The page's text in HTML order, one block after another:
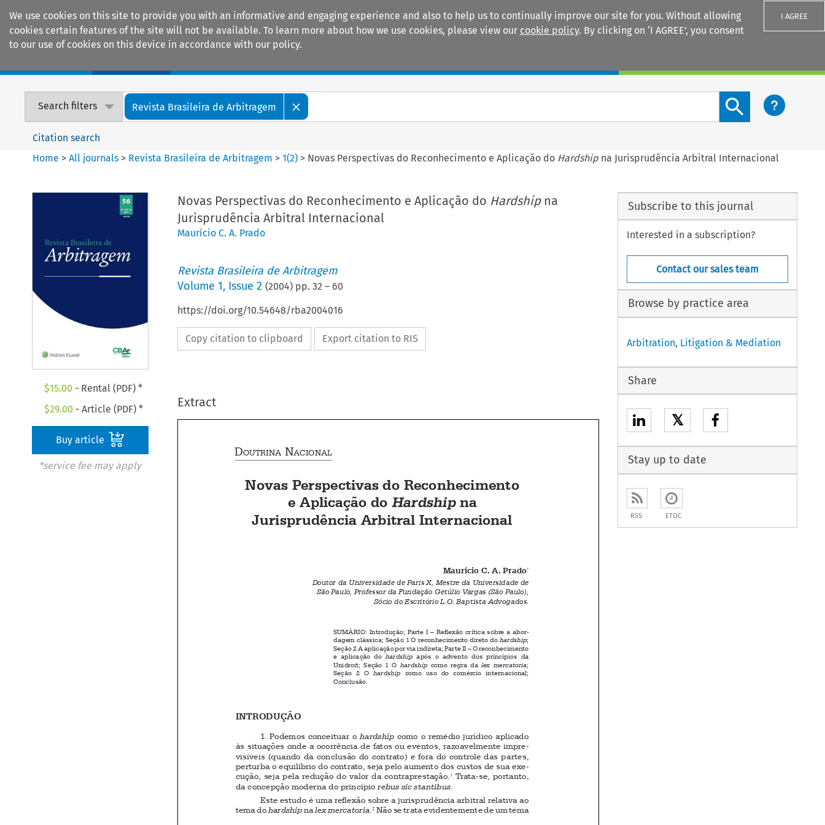
We use cookies on this site to provide you with an informative and engaging experience and also to help us to continually improve our site for you. Without allowing
cookies certain features of the site will not be available. To learn more about how we use cookies, please view our cookie policy. By clicking on ‘I AGREE’, you consent
to our use of cookies on this device in accordance with our policy.
I AGREE
Search filters Revista Brasileira de Arbitragem
Search content button
Citation search
Home >All journals > Revista Brasileira de Arbitragem >1(2) > Novas Perspectivas do Reconhecimento e Aplicação do Hardship na Jurisprudência Arbitral Internacional
$15.00 - Rental (PDF) *
$29.00 - Article (PDF) *
Buy article
*service fee may apply
Novas Perspectivas do Reconhecimento e Aplicação do Hardshipna
Jurisprudência Arbitral Internacional
Maurício C. A. Prado
Revista Brasileira de Arbitragem
Volume 1, Issue 2 (2004) pp. 32 – 60
https://doi.org/10.54648/rba2004016
Copy citation to clipboard Export citation to RIS
Extract
   


 









 


  
  


  


  
 

    
DOUTRINA NACIONAL
Jurisprudência Arbitral Internacional
Maurício C. A. Prado
SUMÁRIO: Introdução; Parte I – Reflexão crítica sobre a abor-
dagem clássica; Seção 1 O reconhecimento direto do hardship;
Seção 2 A aplicação por via indireta; Parte II – O reconhecimento
e  aplicação  do
hardship
  após  o  advento  dos  princípios  da
Unidroit; Seção 1 O hardship como regra da lex mercatoria;
Seção  2  O
Conclusão.
INTRODUÇÃO
visíveis (quando da conclusão do contrato) e fora do controle das partes,
perturba o equilíbrio do contrato, seja pelo aumento dos custos de sua exe-
cução, seja pela redução do valor da contraprestação.
Trata-se, portanto,
da concepção moderna do princípio rebus sic stantibus.
Este estudo é uma reflexão sobre a jurisprudência arbitral relativa ao
tema do hardship na lex mercatoria. 2 Não se trata evidentemente de um tema
*   O autor gostaria de agradecer a sua colega de escritório, Cristina Saiz Jabardo, pela revisão do manuscrito.
1   Sobre o conceito de hardship no direito internacional, ver M. C. A. PRADO. Le hardship dans le droit du
Subscribe to this journal
Interested in a subscription?
Contact our sales team
Browse by practice area
Arbitration, Litigation & Mediation
Share
𝕏
Stay up to date
RSS ETOC